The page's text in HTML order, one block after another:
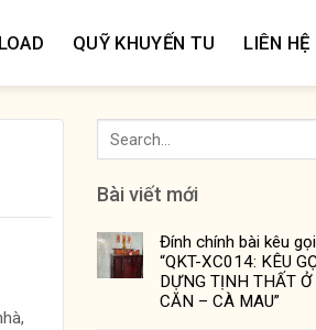
QUỸ KHUYẾN TU LIÊN HỆ
Bài viết mới
Đính chính bài kêu gọi
“QKT-XC014: KÊU
DỰNG TỊNH THẤT
CĂN – CÀ MAU”